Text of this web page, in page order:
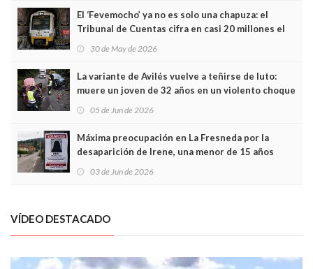
El ‘Fevemocho’ ya no es solo una chapuza: el
Tribunal de Cuentas cifra en casi 20 millones el
sobrecoste de los trenes que no cabían por los
30 de May de 2026
La variante de Avilés vuelve a teñirse de luto:
muere un joven de 32 años en un violento choque
frontal
05 de Jun de 2026
Máxima preocupación en La Fresneda por la
desaparición de Irene, una menor de 15 años
03 de Jun de 2026
VÍDEO DESTACADO